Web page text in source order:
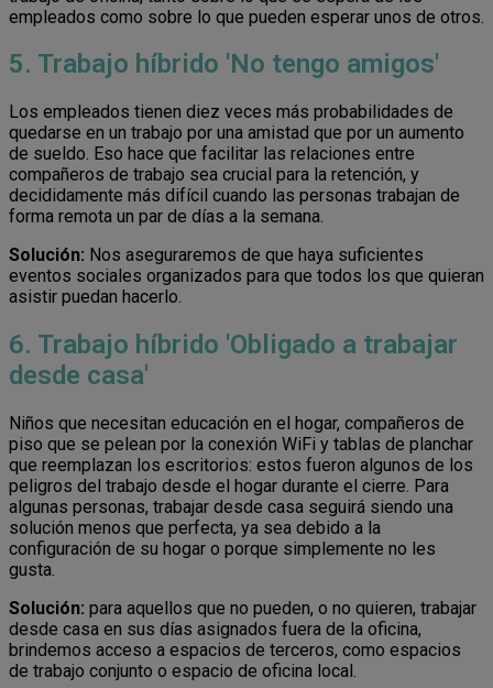
empleados como sobre lo que pueden esperar unos de otros.
5. Trabajo híbrido 'No tengo amigos'
Los empleados tienen diez veces más probabilidades de
quedarse en un trabajo por una amistad que por un aumento
de sueldo. Eso hace que facilitar las relaciones entre
compañeros de trabajo sea crucial para la retención, y
decididamente más difícil cuando las personas trabajan de
forma remota un par de días a la semana.
Solución: Nos aseguraremos de que haya suficientes
eventos sociales organizados para que todos los que quieran
asistir puedan hacerlo.
6. Trabajo híbrido 'Obligado a trabajar
desde casa'
Niños que necesitan educación en el hogar, compañeros de
piso que se pelean por la conexión WiFi y tablas de planchar
que reemplazan los escritorios: estos fueron algunos de los
peligros del trabajo desde el hogar durante el cierre. Para
algunas personas, trabajar desde casa seguirá siendo una
solución menos que perfecta, ya sea debido a la
configuración de su hogar o porque simplemente no les
gusta.
Solución: para aquellos que no pueden, o no quieren, trabajar
desde casa en sus días asignados fuera de la oficina,
brindemos acceso a espacios de terceros, como espacios
de trabajo conjunto o espacio de oficina local.